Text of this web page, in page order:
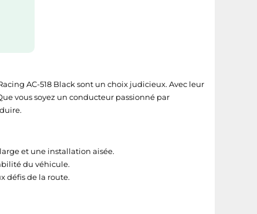
AC-518 Black sont un choix judicieux. Avec leur
vous soyez un conducteur passionné par
et une installation aisée.
du véhicule.
défis de la route.